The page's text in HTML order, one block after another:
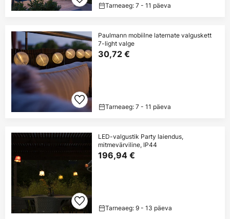
Tarneaeg: 7 - 11 päeva
Paulmann mobiilne laternate valguskett
7-light valge
30,72 €
Tarneaeg: 7 - 11 päeva
LED-valgustik Party laiendus,
mitmevärviline, IP44
196,94 €
Tarneaeg: 9 - 13 päeva